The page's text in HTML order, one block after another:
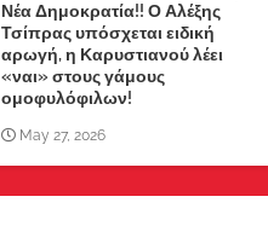
Νέα Δημοκρατία!! Ο Αλέξης
Τσίπρας υπόσχεται ειδική
αρωγή, η Καρυστιανού λέει
«ναι» στους γάμους
ομοφυλόφιλων!
May 27, 2026